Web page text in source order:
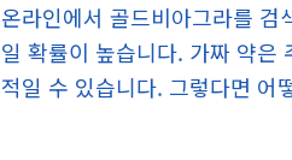
온라인에서 골드비아그라를
일 확률이 높습니다. 가짜 약은
적일 수 있습니다. 그렇다면 어